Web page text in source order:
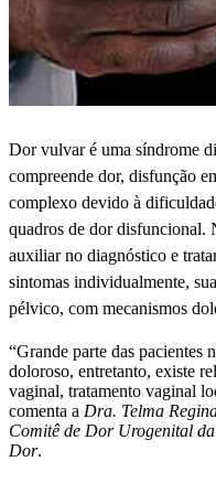
Dor vulvar é uma síndrome
compreende dor, disfunção
complexo devido à
quadros de dor disfuncional.
auxiliar no diagnóstico e
sintomas individualmente,
pélvico, com mecanismos
“Grande parte das pacientes
doloroso, entretanto, existe
vaginal, tratamento vaginal
comenta a Dra. Telma
Comitê de Dor Urogenital
Dor.